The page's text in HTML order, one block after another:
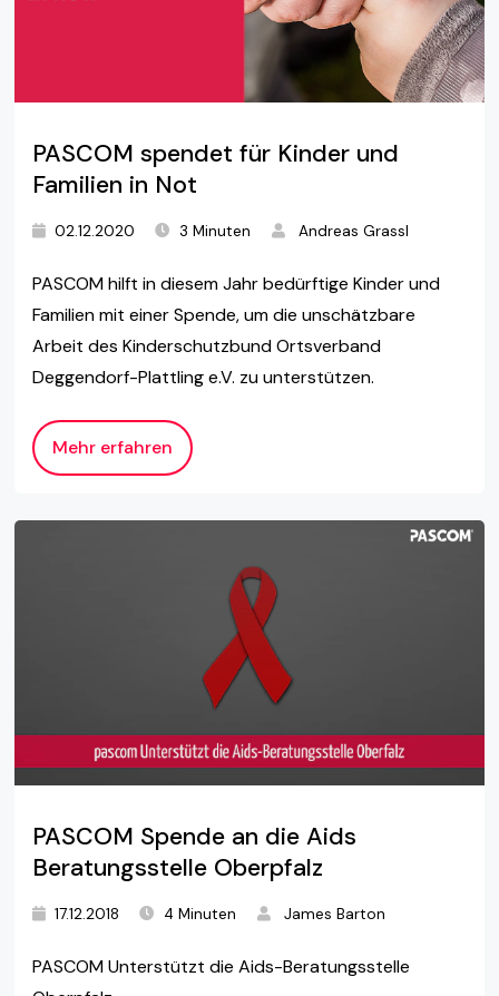
PASCOM spendet für Kinder und
Familien in Not
02.12.2020 3 Minuten Andreas Grassl
PASCOM hilft in diesem Jahr bedürftige Kinder und
Familien mit einer Spende, um die unschätzbare
Arbeit des Kinderschutzbund Ortsverband
Deggendorf-Plattling e.V. zu unterstützen.
Mehr erfahren
PASCOM Spende an die Aids
Beratungsstelle Oberpfalz
17.12.2018 4 Minuten James Barton
PASCOM Unterstützt die Aids-Beratungsstelle